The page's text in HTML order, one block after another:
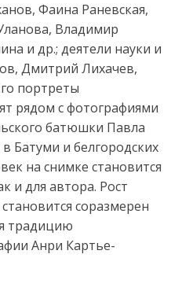
Фаина Раневская,
Владимир
и др.; деятели науки и
Дмитрий Лихачев,
портреты
рядом с фотографиями
батюшки Павла
Батуми и белгородских
на снимке становится
и для автора. Рост
соразмерен
традицию
Анри Картье-